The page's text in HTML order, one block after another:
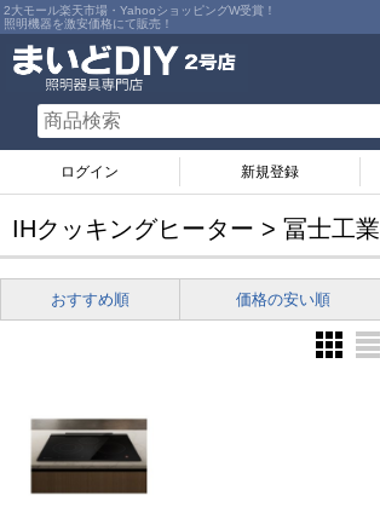
2大モール楽天市場・YahooショッピングW受賞！
照明機器を激安価格にて販売！
ログイン
IHクッキングヒーター > 冨士工業
おすすめ順 価格の安い順